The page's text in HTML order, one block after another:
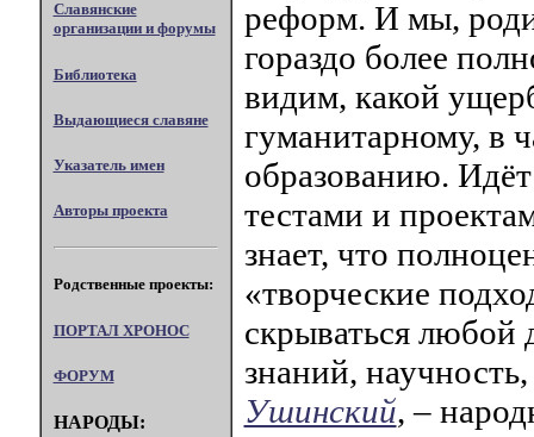
Славянские
организации и форумы
Библиотека
Выдающиеся славяне
Указатель имен
Авторы проекта
Родственные проекты:
ПОРТАЛ XPOHOC
ФОРУМ
НАРОДЫ:
реформ. И мы,
гораздо более
видим, какой
гуманитарному, в
образованию.
тестами и
знает, что
«творческие
скрываться любой
знаний,
Ушинский, –